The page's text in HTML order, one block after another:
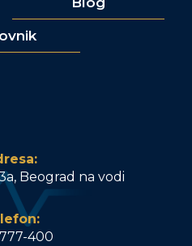
Beograd na vodi
400